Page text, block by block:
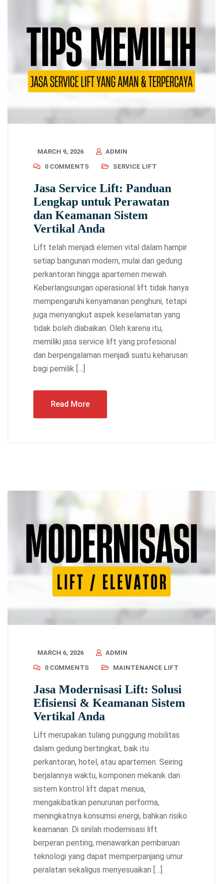
MARCH 9, 2026
ADMIN
0 COMMENTS
SERVICE LIFT
Jasa Service Lift: Panduan
Lengkap untuk Perawatan
dan Keamanan Sistem
Vertikal Anda
Lift telah menjadi elemen vital dalam hampir
setiap bangunan modern, mulai dari gedung
perkantoran hingga apartemen mewah.
Keberlangsungan operasional lift tidak hanya
mempengaruhi kenyamanan penghuni, tetapi
juga menyangkut aspek keselamatan yang
tidak boleh diabaikan. Oleh karena itu,
memiliki jasa service lift yang profesional
dan berpengalaman menjadi suatu keharusan
bagi pemilik […]
Read More
MARCH 6, 2026
ADMIN
0 COMMENTS
MAINTENANCE LIFT
Jasa Modernisasi Lift: Solusi
Efisiensi & Keamanan Sistem
Vertikal Anda
Lift merupakan tulang punggung mobilitas
dalam gedung bertingkat, baik itu
perkantoran, hotel, atau apartemen. Seiring
berjalannya waktu, komponen mekanik dan
sistem kontrol lift dapat menua,
mengakibatkan penurunan performa,
meningkatnya konsumsi energi, bahkan risiko
keamanan. Di sinilah modernisasi lift
berperan penting, menawarkan pembaruan
teknologi yang dapat memperpanjang umur
peralatan sekaligus menyesuaikan […]